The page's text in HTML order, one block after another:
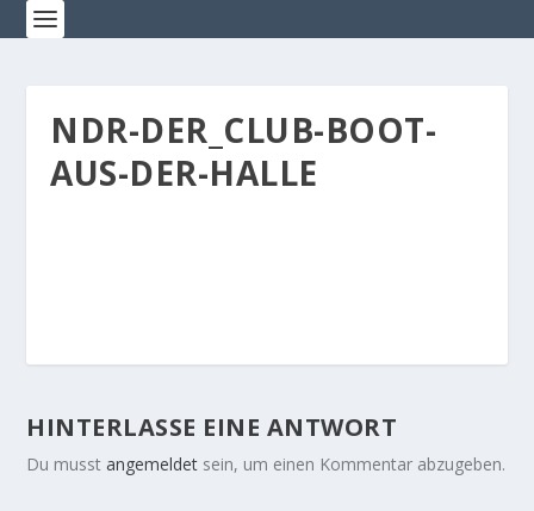
NDR-DER_CLUB-BOOT-
AUS-DER-HALLE
HINTERLASSE EINE ANTWORT
Du musstangemeldet sein, um einen Kommentar abzugeben.